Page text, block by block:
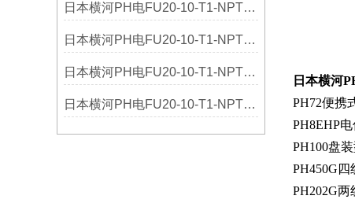
日本横河PH电FU20-10-T1-NPT论文
日本横河PH电FU20-10-T1-NPT工作原理
日本横河PH电FU20-10-T1-NPT仪器文献
日本横河PH电FU20-10-T1-NPT解决方案
日本横河
PH72便携
PH8EHP
PH100盘
PH450G四
PH202G两